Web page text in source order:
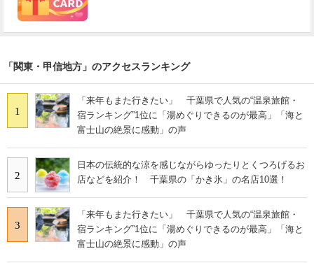
「関東・甲信地方」のアクセスランキング
1
「来年もまた行きたい」 千葉県で人気の“温泉旅館・
宿ランキング”1位に「湯めぐりできるのが最高」「海と
富士山の絶景に感動」の声
2
日本の伝統的な涼を感じながらゆったりとくつろげるお
店などを紹介！ 千葉県の「かき氷」の名店10選！
3
「来年もまた行きたい」 千葉県で人気の“温泉旅館・
宿ランキング”1位に「湯めぐりできるのが最高」「海と
富士山の絶景に感動」の声